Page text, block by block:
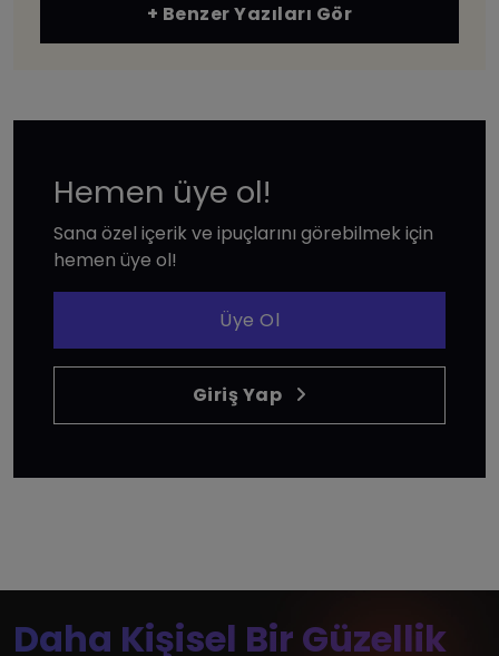
+ Benzer Yazıları Gör
Hemen üye ol!
Sana özel içerik ve ipuçlarını görebilmek için
hemen üye ol!
Üye Ol
Giriş Yap
Daha Kişisel Bir Güzellik